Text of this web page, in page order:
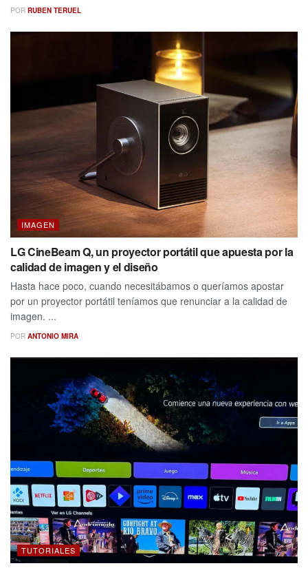
POR RUBEN TERUEL
IMAGEN
LG CineBeam Q, un proyector portátil que apuesta por la
calidad de imagen y el diseño
Hasta hace poco, cuando necesitábamos o queríamos apostar
por un proyector portátil teníamos que renunciar a la calidad de
imagen. ...
POR ANTONIO MIRA
TUTORIALES